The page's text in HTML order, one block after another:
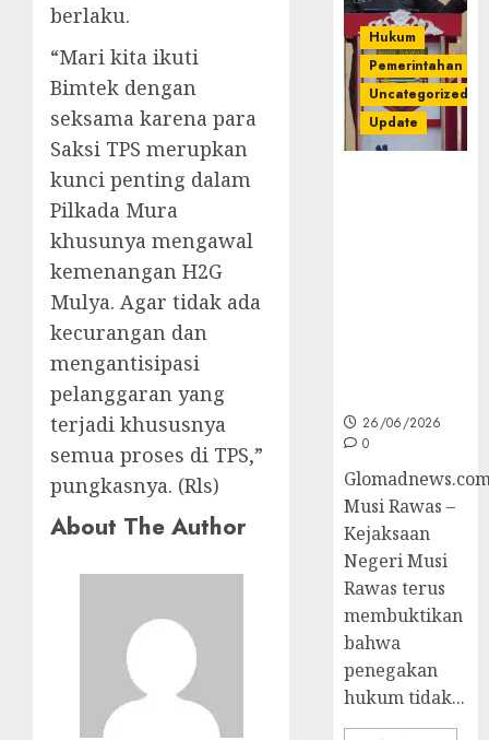
berlaku.
“Mari kita ikuti
Bimtek dengan
seksama karena para
Saksi TPS merupkan
kunci penting dalam
Pilkada Mura
khusunya mengawal
kemenangan H2G
Mulya. Agar tidak ada
kecurangan dan
mengantisipasi
pelanggaran yang
terjadi khususnya
semua proses di TPS,”
pungkasnya. (Rls)
About The Author
Hukum
Pemerintahan
Uncategorized
Update
26/06/2026
0
Musi Rawas –
Kejaksaan
Negeri Musi
Rawas terus
membuktikan
bahwa
penegakan
hukum tidak...